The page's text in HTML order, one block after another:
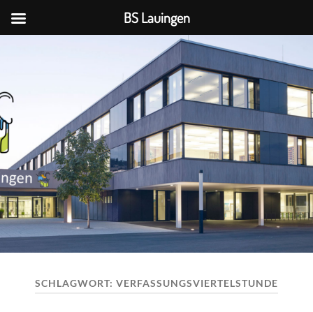
BS
SCHLAGWORT: VERFASSUNGSVIERTELSTUNDE
BS Lauingen